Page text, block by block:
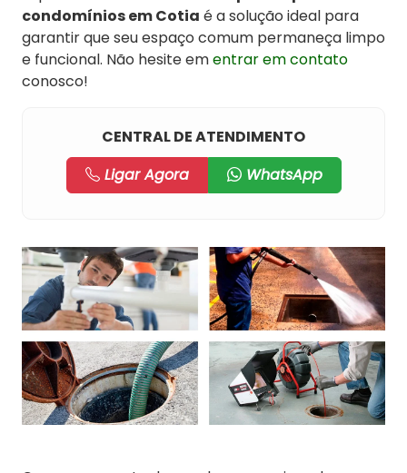
condomínios em Cotia é a solução ideal para
garantir que seu espaço comum permaneça limpo
e funcional. Não hesite ementrar em contato
conosco!
CENTRAL DE ATENDIMENTO
Ligar Agora
WhatsApp